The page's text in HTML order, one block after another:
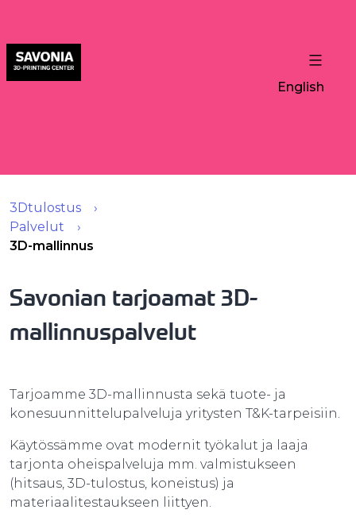
English
3Dtulostus
Palvelut
3D-mallinnus
Savonian tarjoamat 3D-
mallinnuspalvelut
Tarjoamme 3D-mallinnusta sekä tuote- ja
konesuunnittelupalveluja yritysten T&K-tarpeisiin.
Käytössämme ovat modernit työkalut ja laaja
tarjonta oheispalveluja mm. valmistukseen
(hitsaus, 3D-tulostus, koneistus) ja
materiaalitestaukseen liittyen.